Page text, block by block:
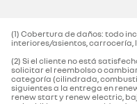
(1) Cobertura de daños: todo
interiores/asientos, carrocería,
(2) Si el cliente no está
solicitar el reembolso o
categoría (cilindrada,
siguientes a la entrega en
renew start y renew electric,